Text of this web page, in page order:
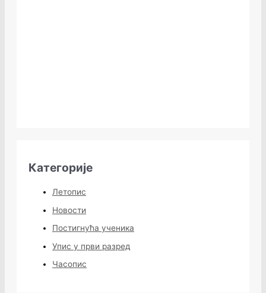
Категорије
Летопис
Новости
Постигнућа ученика
Упис у први разред
Часопис